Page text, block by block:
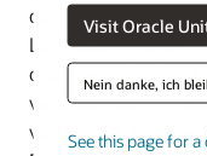
Visit
Nein danke, ich
See this page for
die
Lieferkettenresilienz,
optimieren Sie
verwalten Sie Ihre
von Oracle. Erfahren